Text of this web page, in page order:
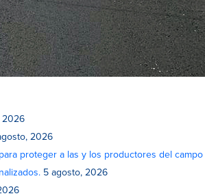
2026
2026
proteger a las y los productores del campo
5 agosto, 2026